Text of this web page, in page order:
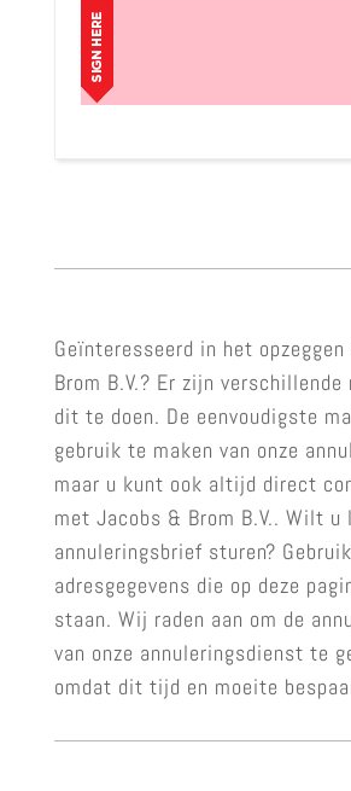
Geïnteresseerd in het
Brom B.V.? Er zijn verschillende
dit te doen. De eenvoudigste
gebruik te maken van onze
maar u kunt ook altijd direct
met Jacobs & Brom B.V.. Wilt u
annuleringsbrief sturen?
adresgegevens die op deze
staan. Wij raden aan om de
van onze annuleringsdienst te
omdat dit tijd en moeite